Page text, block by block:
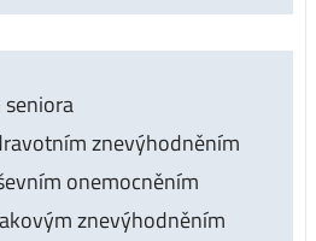
seniora
znevýhodněním
onemocněním
znevýhodněním